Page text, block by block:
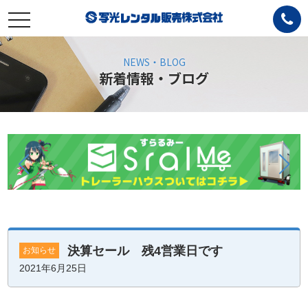
toggle
navigation
NEWS・BLOG
新着情報・ブログ
お知らせ 決算セール 残4営業日です
2021年6月25日